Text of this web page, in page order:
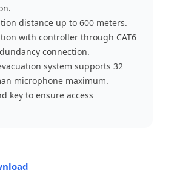
distance up to 600 meters.
with controller through CAT6
connection.
system supports 32
microphone maximum.
key to ensure access